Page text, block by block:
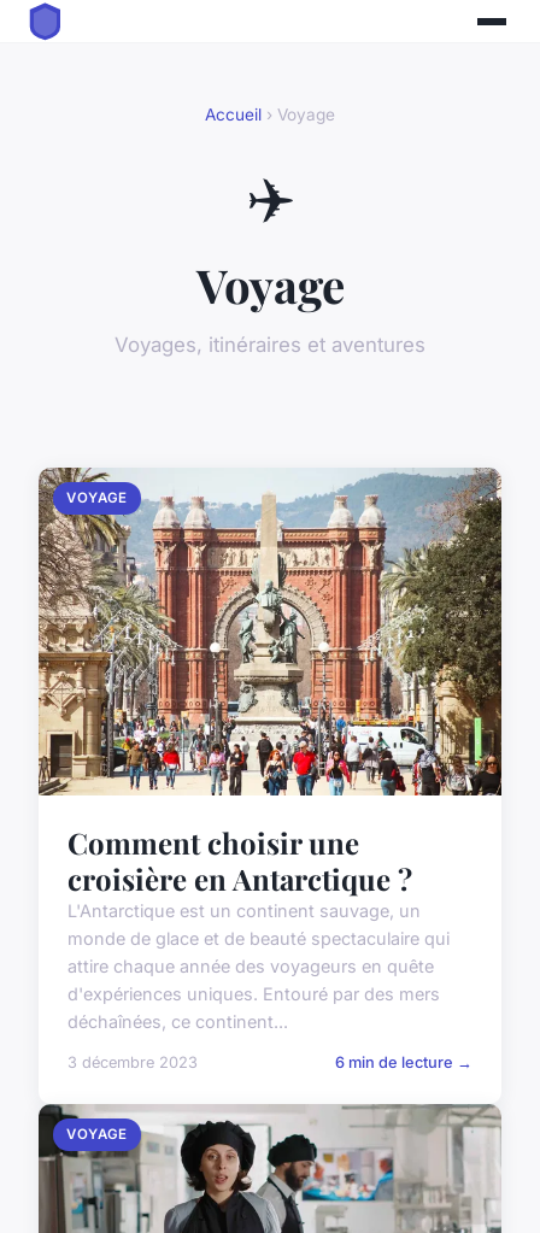
Accueil › Voyage
✈️
Voyage
Voyages, itinéraires et aventures
VOYAGE
Comment choisir une
croisière en Antarctique ?
L'Antarctique est un continent sauvage, un
monde de glace et de beauté spectaculaire qui
attire chaque année des voyageurs en quête
d'expériences uniques. Entouré par des mers
déchaînées, ce continent...
3 décembre 2023 6 min de lecture →
VOYAGE